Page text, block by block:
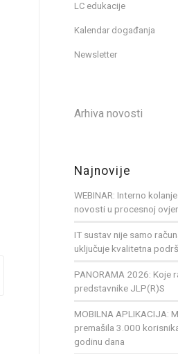
LC edukacije
Kalendar događanja
Newsletter
Arhiva novosti
Najnovije
WEBINAR: Interno
novosti u procesnoj
IT sustav nije samo
uključuje kvalitetna
PANORAMA 2026: Koje
predstavnike JLP(R)S
MOBILNA APLIKACIJA:
premašila 3.000
godinu dana